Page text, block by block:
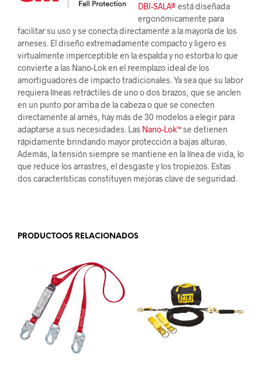
DBI-SALA® está diseñada
ergonómicamente para
facilitar su uso y se conecta directamente a la mayoría de los
arneses. El diseño extremadamente compacto y ligero es
virtualmente imperceptible en la espalda y no estorba lo que
convierte a las Nano-Lok en el reemplazo ideal de los
amortiguadores de impacto tradicionales. Ya sea que su labor
requiera líneas retráctiles de uno o dos brazos, que se anclen
en un punto por arriba de la cabeza o que se conecten
directamente al arnés, hay más de 30 modelos a elegir para
adaptarse a sus necesidades. Las Nano-Lok™se detienen
rápidamente brindando mayor protección a bajas alturas.
Además, la tensión siempre se mantiene en la línea de vida, lo
que reduce los arrastres, el desgaste y los tropiezos. Estas
dos características constituyen mejoras clave de seguridad.
PRODUCTOOS RELACIONADOS